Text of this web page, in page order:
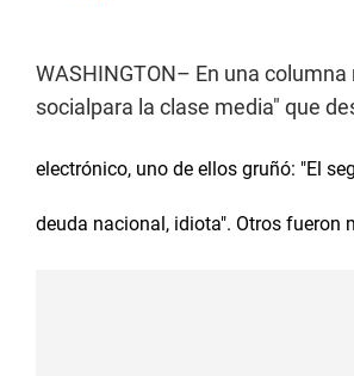
WASHINGTON– En una
socialpara la clase media" que
electrónico, uno de ellos gruñó: "El
deuda nacional, idiota". Otros fueron